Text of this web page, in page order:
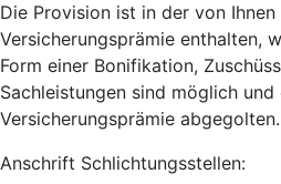
Die Provision ist in der von
Versicherungsprämie enthalten,
Form einer Bonifikation,
Sachleistungen sind möglich
Versicherungsprämie abgegolten.
Anschrift Schlichtungsstellen: